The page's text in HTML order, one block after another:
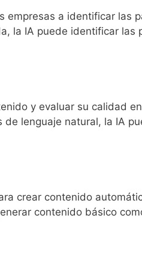
a identificar las
la IA puede identificar las
y evaluar su calidad
lenguaje natural, la IA
crear contenido
contenido básico